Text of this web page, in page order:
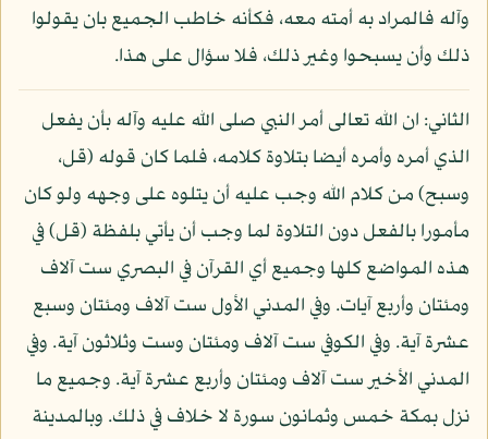
وآله فالمراد به أمته معه، فكأنه خاطب الجميع بان يقولوا
ذلك وأن يسبحوا وغير ذلك، فلا سؤال على هذا.
الثاني: ان الله تعالى أمر النبي صلى الله عليه وآله بأن يفعل
الذي أمره وأمره أيضا بتلاوة كلامه، فلما كان قوله (قل،
وسبح) من كلام الله وجب عليه أن يتلوه على وجهه ولو كان
مأمورا بالفعل دون التلاوة لما وجب أن يأتي بلفظة (قل) في
هذه المواضع كلها وجميع أي القرآن في البصري ست آلاف
ومئتان وأربع آيات. وفي المدني الأول ست آلاف ومئتان وسبع
عشرة آية. وفي الكوفي ست آلاف ومئتان وست وثلاثون آية. وفي
المدني الأخير ست آلاف ومئتان وأربع عشرة آية. وجميع ما
نزل بمكة خمس وثمانون سورة لا خلاف في ذلك. وبالمدينة